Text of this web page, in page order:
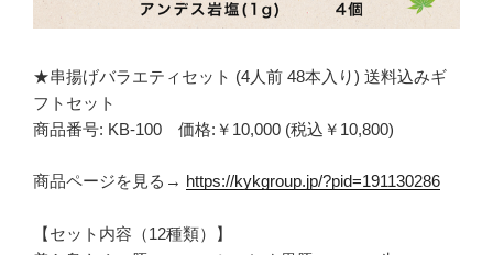
★串揚げバラエティセット (4人前 48本入り) 送料込みギ
フトセット
商品番号: KB-100 価格:￥10,000 (税込￥10,800)
商品ページを見る→ https://kykgroup.jp/?pid=191130286
【セット内容（12種類）】